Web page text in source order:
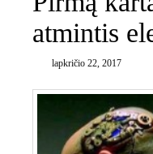
atmintis
lapkričio 22, 2017